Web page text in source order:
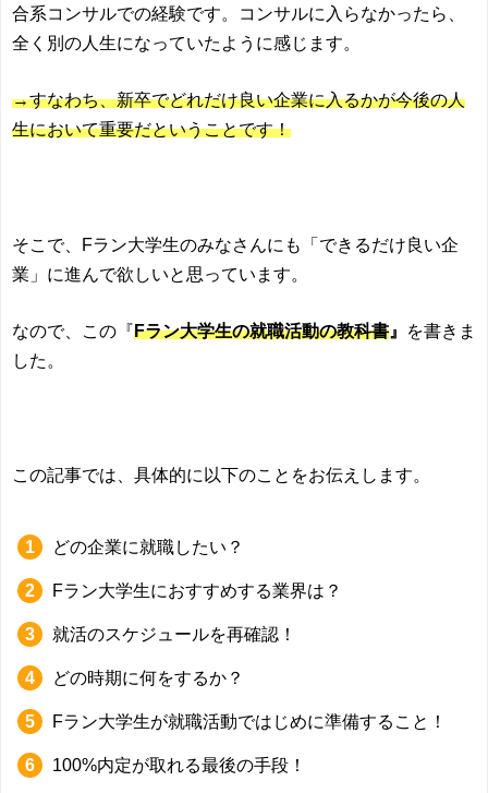
合系コンサルでの経験です。コンサルに入らなかったら、
全く別の人生になっていたように感じます。
→すなわち、新卒でどれだけ良い企業に入るかが今後の人
生において重要だということです！
そこで、Fラン大学生のみなさんにも「できるだけ良い企
業」に進んで欲しいと思っています。
なので、この『Fラン大学生の就職活動の教科書 』
を書きま
した。
この記事では、具体的に以下のことをお伝えします。
どの企業に就職したい？
Fラン大学生におすすめする業界は？
就活のスケジュールを再確認！
どの時期に何をするか？
Fラン大学生が就職活動ではじめに準備すること！
100%内定が取れる最後の手段！